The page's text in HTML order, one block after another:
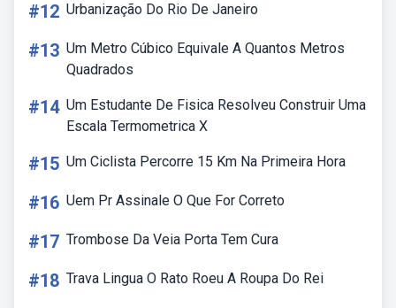
#12 Urbanização Do Rio De Janeiro
#13 Um Metro Cúbico Equivale A Quantos Metros
Quadrados
#14 Um Estudante De Fisica Resolveu Construir Uma
Escala Termometrica X
#15 Um Ciclista Percorre 15 Km Na Primeira Hora
#16 Uem Pr Assinale O Que For Correto
#17 Trombose Da Veia Porta Tem Cura
#18 Trava Lingua O Rato Roeu A Roupa Do Rei